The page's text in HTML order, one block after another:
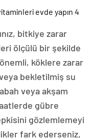
bitkiye zarar
ölçülü bir şekilde
köklere zarar
bekletilmiş su
veya akşam
gübre
gözlemlemeyi
fark ederseniz,